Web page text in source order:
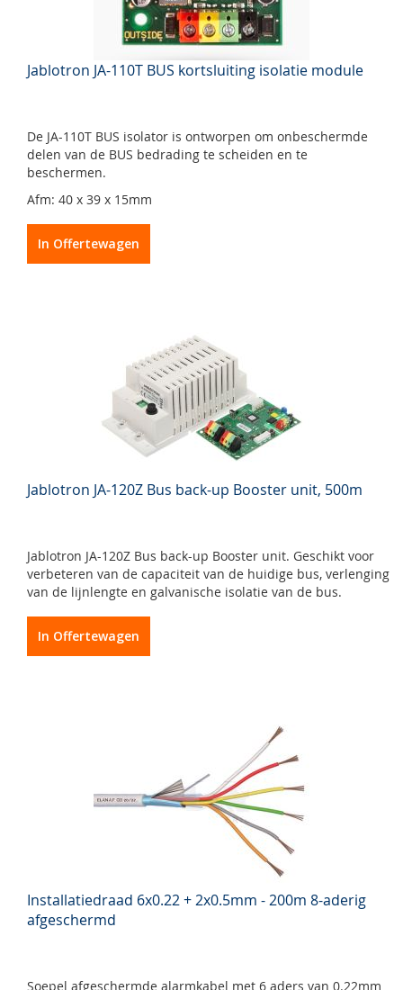
Jablotron JA-110T BUS kortsluiting isolatie module
De JA-110T BUS isolator is ontworpen om onbeschermde
delen van de BUS bedrading te scheiden en te
beschermen.
Afm: 40 x 39 x 15mm
In Offertewagen
Jablotron JA-120Z Bus back-up Booster unit, 500m
Jablotron JA-120Z Bus back-up Booster unit. Geschikt voor
verbeteren van de capaciteit van de huidige bus, verlenging
van de lijnlengte en galvanische isolatie van de bus.
In Offertewagen
Installatiedraad 6x0.22 + 2x0.5mm - 200m 8-aderig
afgeschermd
Soepel afgeschermde alarmkabel met 6 aders van 0.22mm